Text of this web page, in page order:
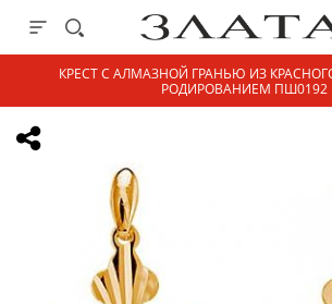
КРЕСТ С АЛМАЗНОЙ ГРАНЬЮ ИЗ
РОДИРОВАНИЕМ ПШ0192